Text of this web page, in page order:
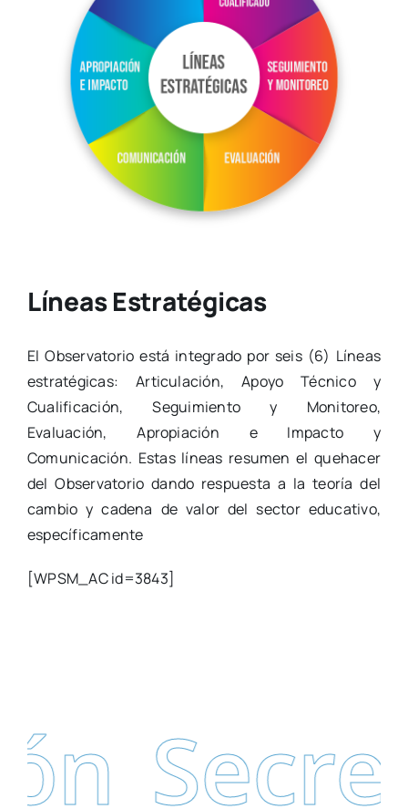
Líneas Estratégicas
El Observatorio está integrado por seis (6) Líneas
estratégicas: Articulación, Apoyo Técnico y
Cualificación, Seguimiento y Monitoreo,
Evaluación, Apropiación e Impacto y
Comunicación. Estas líneas resumen el quehacer
del Observatorio dando respuesta a la teoría del
cambio y cadena de valor del sector educativo,
específicamente
[WPSM_AC id=3843]